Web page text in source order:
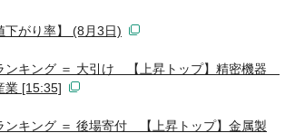
下がり率】 (8月3日)
ンキング ＝ 大引け 【上昇トップ】精密機器
業 [15:35]
ンキング ＝ 後場寄付 【上昇トップ】金属製